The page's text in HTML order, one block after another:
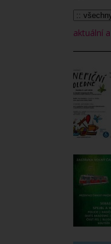
aktuální